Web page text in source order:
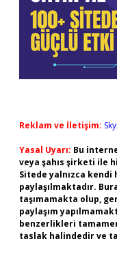
Reklam ve İletişim:
Yasal Uyarı: Bu
veya şahıs şirketi ile
Sitede yalnızca kendi
paylaşılmaktadır.
taşımamakta olup,
paylaşım
benzerlikleri
taslak halindedir ve